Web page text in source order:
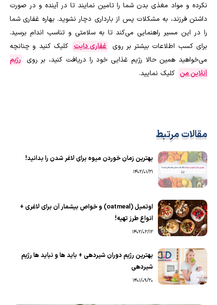
نکرده و مواد مغذی بدن شما را تامین نمایند تا در آینده و در صورت
داشتن فرزند، به مشکلات پس از بارداری دچار نشوید. بهاره غفاری شما
را در این مسیر راهنمایی می‌کند تا به سلامتی و تناسب اندام برسید.
برای کسب اطلاعات بیشتر بر روی غفاری دایت کلیک کنید و چنانچه
می‌خواهید همین حالا رژیم غذایی خود را دریافت کنید، بر روی رژیم
آنلاین من کلیک نمایید.
مقالات مرتبط
بهترین زمان خوردن میوه برای لاغر شدن را بدانید!
1402/01/21
اوتمیل (oatmeal) و خواص بیشمار آن برای لاغری +
انواع طرز تهیه!
1402/02/12
بهترین رژیم دوران شیردهی + باید ها و نباید ها رژیم
شیردهی
1401/09/20